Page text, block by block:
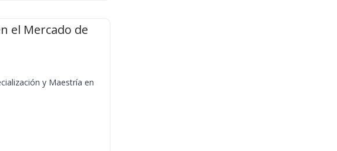
el Mercado de
y Maestría en